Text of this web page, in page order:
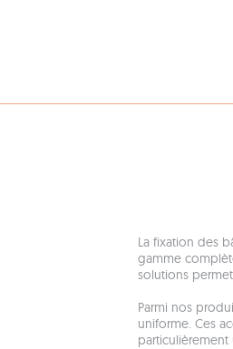
La fixation des
gamme
solutions
Parmi nos
uniforme. Ces
particulièrement